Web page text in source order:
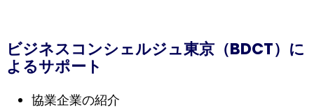
ビジネスコンシェルジュ東京（BDCT）に
よるサポート
協業企業の紹介